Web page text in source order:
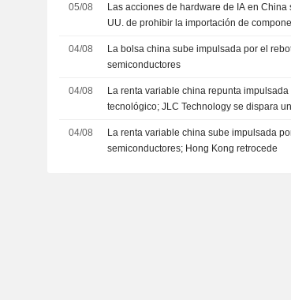
05/08
Las acciones de hardware de IA en
UU. de prohibir la importación de
04/08
La bolsa china sube impulsada por el
semiconductores
04/08
La renta variable china repunta
tecnológico; JLC Technology se dispara
04/08
La renta variable china sube impulsada
semiconductores; Hong Kong retrocede